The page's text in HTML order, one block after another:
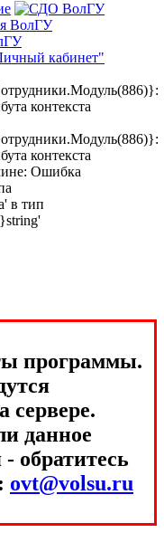
ВолГУ
кабинет"
контекста
контекста
Ошибка
в тип
программы.
сервере.
данное
обратитесь
ovt@volsu.ru